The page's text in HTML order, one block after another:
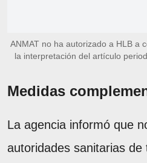
ANMAT no ha autorizado a HLB a
la interpretación del artículo
Medidas
La agencia informó que
autoridades sanitarias de